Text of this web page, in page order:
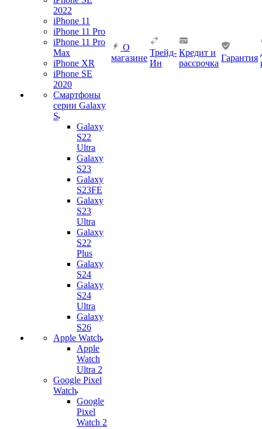
2022
iPhone 11
iPhone 11 Pro
iPhone 11 Pro
Max
iPhone XR
iPhone SE
2020
Смартфоны
серии Galaxy
S
Galaxy
S22
Ultra
Galaxy
S23
Galaxy
S23FE
Galaxy
S23
Ultra
Galaxy
S22
Plus
Galaxy
S24
Galaxy
S24
Ultra
Galaxy
S26
Apple Watch
Apple
Watch
Ultra 2
Google Pixel
Watch
Google
Pixel
Watch 2
О
магазине
Трейд-
Ин
Кредит и
рассрочка
Гарантия